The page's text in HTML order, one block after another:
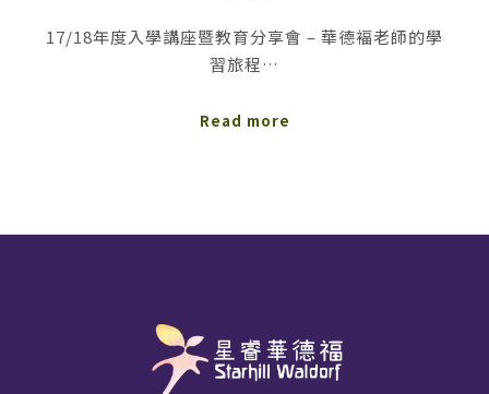
17/18年度入學講座暨教育分享會 – 華德褔老師的學
習旅程…
Read more